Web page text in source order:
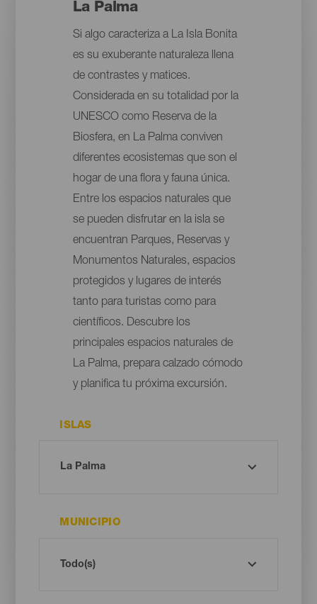
La Palma
Si algo caracteriza a La Isla Bonita
es su exuberante naturaleza llena
de contrastes y matices.
Considerada en su totalidad por la
UNESCO como Reserva de la
Biosfera, en La Palma conviven
diferentes ecosistemas que son el
hogar de una flora y fauna única.
Entre los espacios naturales que
se pueden disfrutar en la isla se
encuentran Parques, Reservas y
Monumentos Naturales, espacios
protegidos y lugares de interés
tanto para turistas como para
científicos. Descubre los
principales espacios naturales de
La Palma, prepara calzado cómodo
y planifica tu próxima excursión.
ISLAS
MUNICIPIO